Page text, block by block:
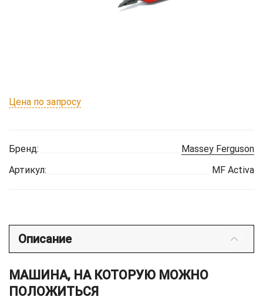
Цена по запросу
Бренд:
Massey Ferguson
Артикул:
MF Activa
Описание
МАШИНА, НА КОТОРУЮ МОЖНО
ПОЛОЖИТЬСЯ